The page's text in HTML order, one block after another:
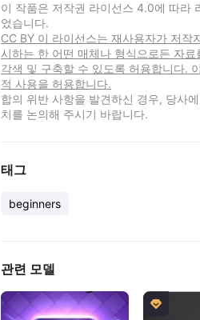
이 작품은 저작권 라이선스 4.0에 따라
었습니다.
CC BY 이 라이선스는 재사용자가 저작
시하는 한 어떤 매체나 형식으로든 자료
각색 및 구축할 수 있도록 허용합니다.
적 사용을 허용합니다.
합의 위반 사항을 발견하신 경우, 당사
치를 논의해 주시기 바랍니다.
태그
beginners
관련 모델
